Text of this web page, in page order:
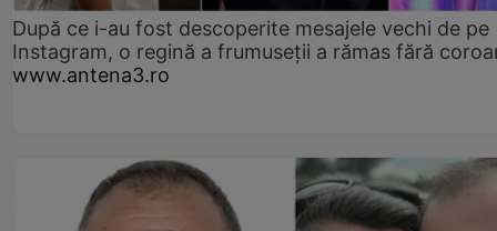
După ce i-au fost descoperite mesajele vechi de pe
Instagram, o regină a frumuseții a rămas fără
www.antena3.ro